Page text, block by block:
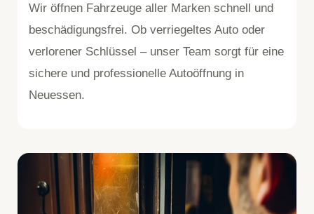
Wir öffnen Fahrzeuge aller Marken schnell und
beschädigungsfrei. Ob verriegeltes Auto oder
verlorener Schlüssel – unser Team sorgt für eine
sichere und professionelle Autoöffnung in
Neuessen.